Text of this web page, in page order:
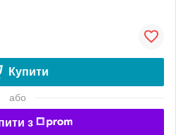
Купити
або
з